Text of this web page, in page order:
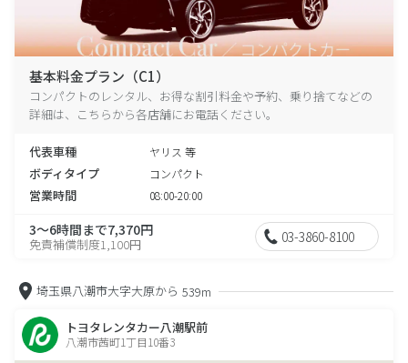
基本料金プラン（C1）
コンパクトのレンタル、お得な割引料金や予約、乗り捨てなどの
詳細は、こちらから各店舗にお電話ください。
代表車種 ヤリス 等
ボディタイプ コンパクト
営業時間 08:00-20:00
3～6時間まで7,370円
免責補償制度1,100円 03-3860-8100
埼玉県八潮市大字大原から 539m
トヨタレンタカー八潮駅前
八潮市茜町1丁目10番3